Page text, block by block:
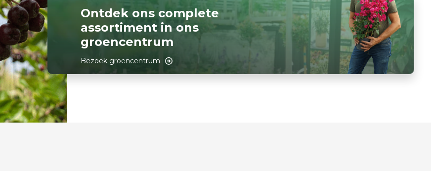
Ontdek ons complete
assortiment in ons
groencentrum
Bezoek groencentrum